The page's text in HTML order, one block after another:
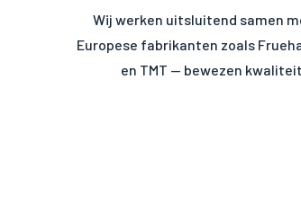
Wij werken uitsluitend samen
Europese fabrikanten zoals
en TMT — bewezen